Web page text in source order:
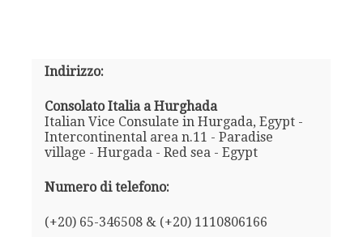
Indirizzo:
Consolato Italia a Hurghada
Italian Vice Consulate in Hurgada, Egypt -
Intercontinental area n.11 - Paradise
village - Hurgada - Red sea - Egypt
Numero di telefono:
(+20) 65-346508 & (+20) 1110806166